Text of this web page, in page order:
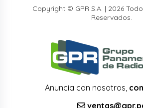
Copyright © GPR S.A. | 2026
Reservados.
Anuncia con nosotros,